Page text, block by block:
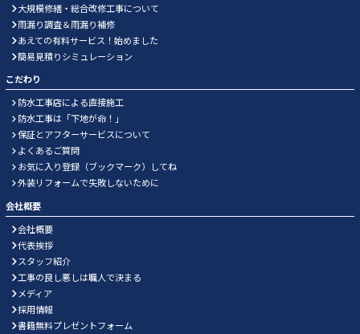
大規模修繕・総合改修工事について
雨漏り調査＆雨漏り補修
あえての有料サービス！始めました
簡易見積りシミュレーション
こだわり
防水工事店による直接施工
防水工事は「下地が命！」
保証とアフターサービスについて
よくあるご質問
お気に入り登録（ブックマーク）してね
外装リフォームで失敗しないために
会社概要
会社概要
代表挨拶
スタッフ紹介
工事の良し悪しは職人で決まる
メディア
採用情報
書籍無料プレゼントフォーム